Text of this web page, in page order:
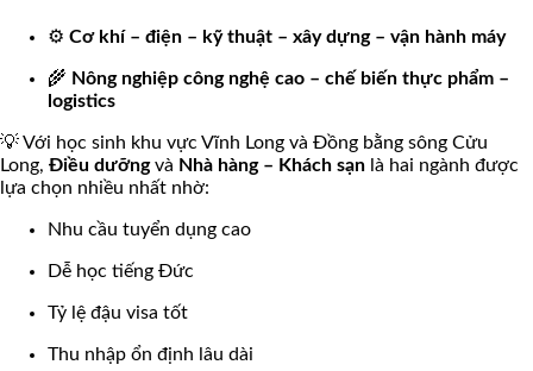
🌸
⚙️ Cơ khí – điện – kỹ thuật – xây dựng – vận hành máy
🌾 Nông nghiệp công nghệ cao – chế biến thực phẩm –
logistics
💡 Với học sinh khu vực Vĩnh Long và Đồng bằng sông Cửu
Long, Điều dưỡngvà Nhà hàng – Khách sạn là hai ngành được
lựa chọn nhiều nhất nhờ:
Nhu cầu tuyển dụng cao
Dễ học tiếng Đức
Tỷ lệ đậu visa tốt
Thu nhập ổn định lâu dài